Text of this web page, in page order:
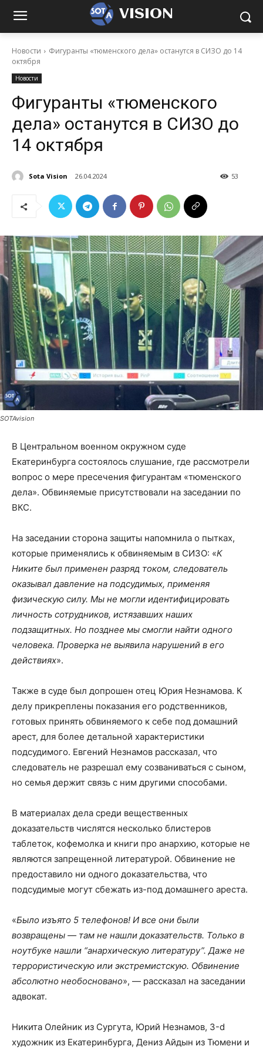
VISION
Новости
Фигуранты «тюменского дела» останутся в СИЗО до 14
октября
Новости
Фигуранты «тюменского
дела» останутся в СИЗО до
14 октября
Sota Vision 26.04.2024 53
SOTAvision
В Центральном военном окружном суде
Екатеринбурга состоялось слушание, где рассмотрели
вопрос о мере пресечения фигурантам «тюменского
дела». Обвиняемые присутствовали на заседании по
ВКС.
На заседании сторона защиты напомнила о пытках,
которые применялись к обвиняемым в СИЗО: «К
Никите был применен разряд током, следователь
оказывал давление на подсудимых, применяя
физическую силу. Мы не могли идентифицировать
личность сотрудников, истязавших наших
подзащитных. Но позднее мы смогли найти одного
человека. Проверка не выявила нарушений в его
действиях».
Также в суде был допрошен отец Юрия Незнамова. К
делу прикреплены показания его родственников,
готовых принять обвиняемого к себе под домашний
арест, для более детальной характеристики
подсудимого. Евгений Незнамов рассказал, что
следователь не разрешал ему созваниваться с сыном,
но семья держит связь с ним другими способами.
В материалах дела среди вещественных
доказательств числятся несколько блистеров
таблеток, кофемолка и книги про анархию, которые не
являются запрещенной литературой. Обвинение не
предоставило ни одного доказательства, что
подсудимые могут сбежать из-под домашнего ареста.
«Было изъято 5 телефонов! И все они были
возвращены — там не нашли доказательств. Только в
ноутбуке нашли “анархическую литературу”. Даже не
террористическую или экстремистскую. Обвинение
абсолютно необосновано», — рассказал на заседании
адвокат.
Никита Олейник из Сургута, Юрий Незнамов, 3-d
художник из Екатеринбурга, Дениз Айдын из Тюмени и